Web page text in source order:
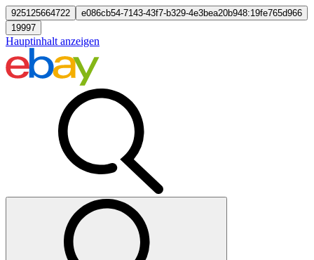
925125664722
e086cb54-7143-43f7-b329-4e3bea20b948:19fe765d966
19997
Hauptinhalt anzeigen